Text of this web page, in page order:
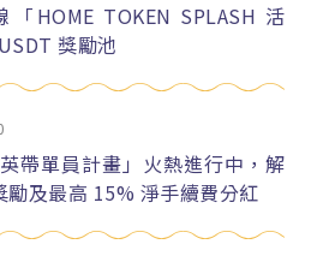
「HOME TOKEN SPLASH 活
獎勵池
帶單員計畫」火熱進行中，解
及最高 15% 淨手續費分紅